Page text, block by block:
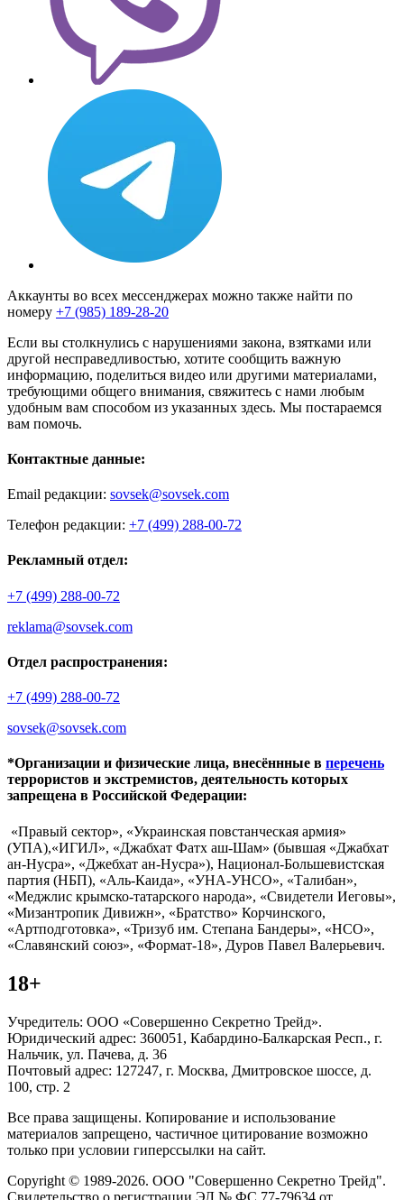
Аккаунты во всех мессенджерах можно также найти по
номеру +7 (985) 189-28-20
Если вы столкнулись с нарушениями закона, взятками или
другой несправедливостью, хотите сообщить важную
информацию, поделиться видео или другими материалами,
требующими общего внимания, свяжитесь с нами любым
удобным вам способом из указанных здесь. Мы постараемся
вам помочь.
Контактные данные:
Email редакции: sovsek@sovsek.com
Телефон редакции: +7 (499) 288-00-72
Рекламный отдел:
+7 (499) 288-00-72
reklama@sovsek.com
Отдел распространения:
+7 (499) 288-00-72
sovsek@sovsek.com
*Организации и физические лица, внесённные в перечень
террористов и экстремистов, деятельность которых
запрещена в Российской Федерации:
«Правый сектор», «Украинская повстанческая армия»
(УПА),«ИГИЛ», «Джабхат Фатх аш-Шам» (бывшая «Джабхат
ан-Нусра», «Джебхат ан-Нусра»), Национал-Большевистская
партия (НБП), «Аль-Каида», «УНА-УНСО», «Талибан»,
«Меджлис крымско-татарского народа», «Свидетели Иеговы»,
«Мизантропик Дивижн», «Братство» Корчинского,
«Артподготовка», «Тризуб им. Степана Бандеры», «НСО»,
«Славянский союз», «Формат-18», Дуров Павел Валерьевич.
18+
Учредитель: ООО «Совершенно Секретно Трейд».
Юридический адрес: 360051, Кабардино-Балкарская Респ., г.
Нальчик, ул. Пачева, д. 36
Почтовый адрес: 127247, г. Москва, Дмитровское шоссе, д.
100, стр. 2
Все права защищены. Копирование и использование
материалов запрещено, частичное цитирование возможно
только при условии гиперссылки на сайт.
Copyright © 1989-2026. ООО "Совершенно Секретно Трейд".
Свидетельство о регистрации ЭЛ № ФС 77-79634 от